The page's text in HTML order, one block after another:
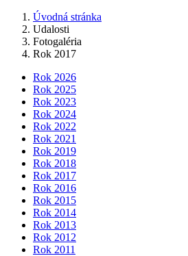
Úvodná stránka
Udalosti
Fotogaléria
Rok 2017
Rok 2026
Rok 2025
Rok 2023
Rok 2024
Rok 2022
Rok 2021
Rok 2019
Rok 2018
Rok 2017
Rok 2016
Rok 2015
Rok 2014
Rok 2013
Rok 2012
Rok 2011